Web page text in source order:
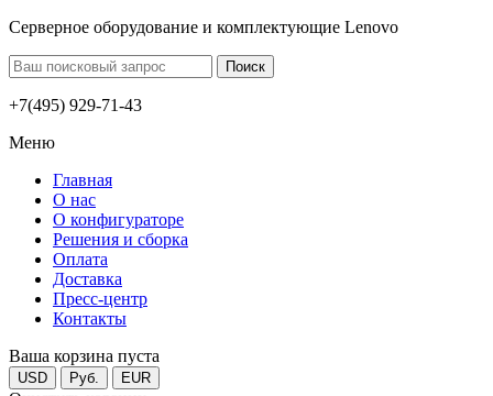
Серверное оборудование и комплектующие Lenovo
+7(495) 929-71-43
Меню
Главная
О нас
О конфигураторе
Решения и сборка
Оплата
Доставка
Пресс-центр
Контакты
Ваша корзина пуста
USD Руб. EUR